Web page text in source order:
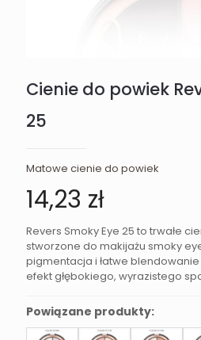
Cienie do powiek
25
Matowe cienie do powiek
14,23 zł
Revers Smoky Eye 25 to trwałe
stworzone do makijażu smoky
pigmentacja i łatwe
efekt głębokiego, wyrazistego
Powiązane produkty: